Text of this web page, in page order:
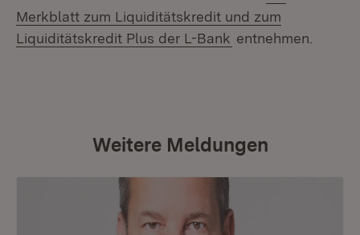
Merkblatt zum Liquiditätskredit und zum
Liquiditätskredit Plus der L-Bank (Öffnet in neuem
entnehmen.
Weitere Meldungen